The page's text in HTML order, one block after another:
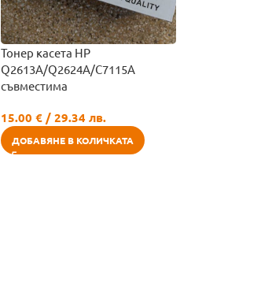
Тонер касета HP
Q2613A/Q2624A/C7115A
съвместима
15.00 €/ 29.34 лв.
ДОБАВЯНЕ В КОЛИЧКАТА